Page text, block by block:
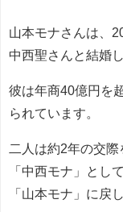
山本モナさんは、
中西聖さんと結婚
彼は年商40億円を
られています。
二人は約2年の交
「中西モナ」とし
「山本モナ」に戻